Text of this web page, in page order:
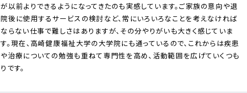
が以前よりできるようになってきたのも実感しています。ご家族の意向や退
院後に使用するサービスの検討など、常にいろいろなことを考えなければ
ならない仕事で難しさはありますが、その分やりがいも大きく感じていま
す。現在、高崎健康福祉大学の大学院にも通っているので、これからは疾患
や治療についての勉強も重ねて専門性を高め、活動範囲を広げていくつも
りです。